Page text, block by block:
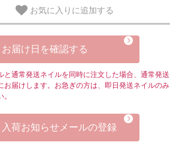
お気に入りに追加する
お届け日を確認する
と通常発送ネイルを同時に注文した場合、通常発送
お届けします。お急ぎの方は、即日発送ネイルのみ
入荷お知らせメールの登録